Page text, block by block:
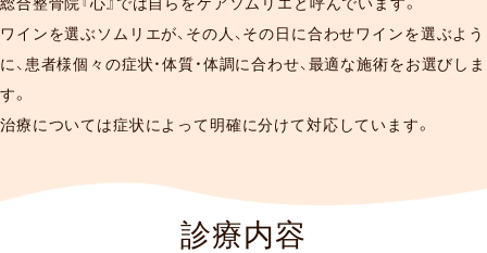
総合整骨院『心』では自らをケアソムリエと呼んでいます。
ワインを選ぶソムリエが、その人、その日に合わせワインを選ぶよう
に、患者様個々の症状・体質・体調に合わせ、最適な施術をお選びしま
す。
治療については症状によって明確に分けて対応しています。
診療内容